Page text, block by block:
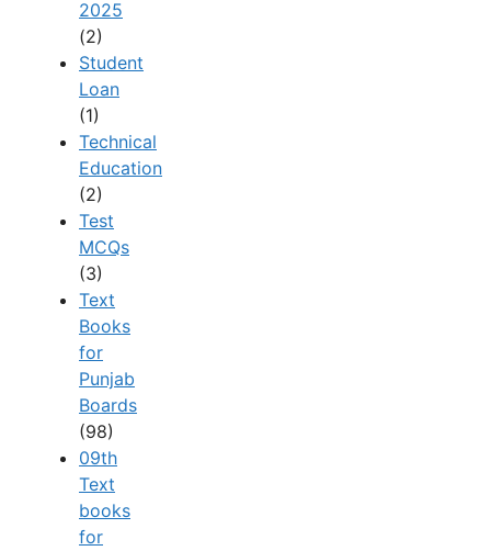
2025
(2)
Student
Loan
(1)
Technical
Education
(2)
Test
MCQs
(3)
Text
Books
for
Punjab
Boards
(98)
09th
Text
books
for